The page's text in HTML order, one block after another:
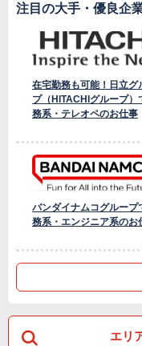
注目の大手・優良企
在宅勤務も可能！日立グ
プ（HITACHIグループ）
務系・テレオペのお仕事
バンダイナムコグループ
務系・エンジニア系のお
エリ